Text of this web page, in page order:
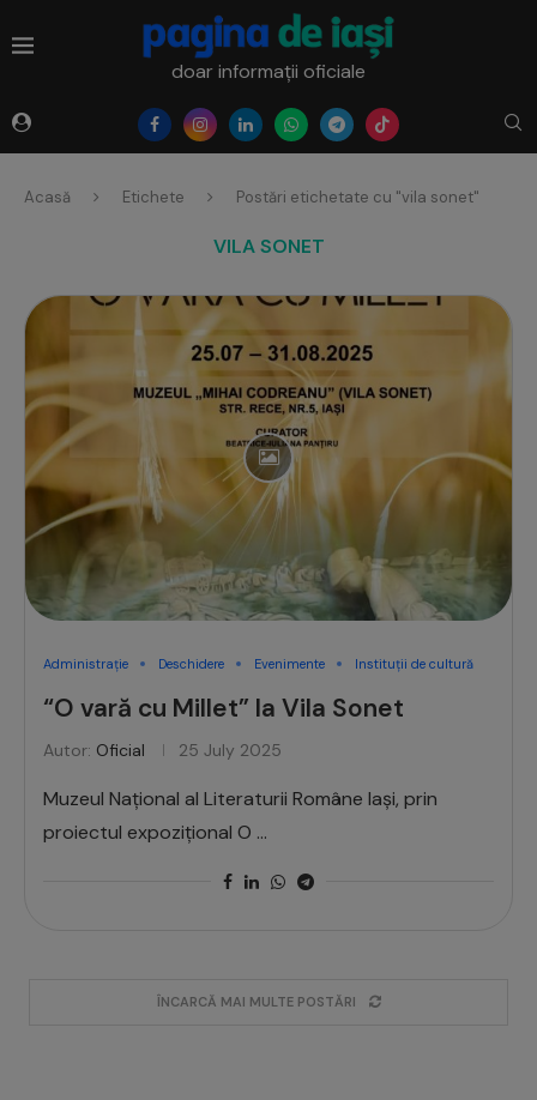
doar informații oficiale
Acasă Etichete Postări etichetate cu "vila sonet"
VILA SONET
Administrație Deschidere Evenimente Instituții de cultură
“O vară cu Millet” la Vila Sonet
Autor: Oficial 25 July 2025
Muzeul Național al Literaturii Române Iași, prin
proiectul expozițional O …
ÎNCARCĂ MAI MULTE POSTĂRI